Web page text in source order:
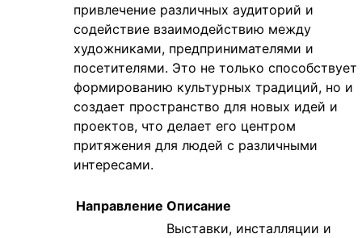
привлечение различных аудиторий и
содействие взаимодействию между
художниками, предпринимателями и
посетителями. Это не только способствует
формированию культурных традиций, но и
создает пространство для новых идей и
проектов, что делает его центром
притяжения для людей с различными
интересами.
Направление Описание
Выставки, инсталляции и